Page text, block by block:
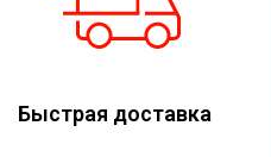
Быстрая доставка